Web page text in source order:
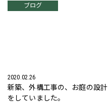
ブログ
2020.02.26
新築、外構工事の、お庭の設計
をしていました。